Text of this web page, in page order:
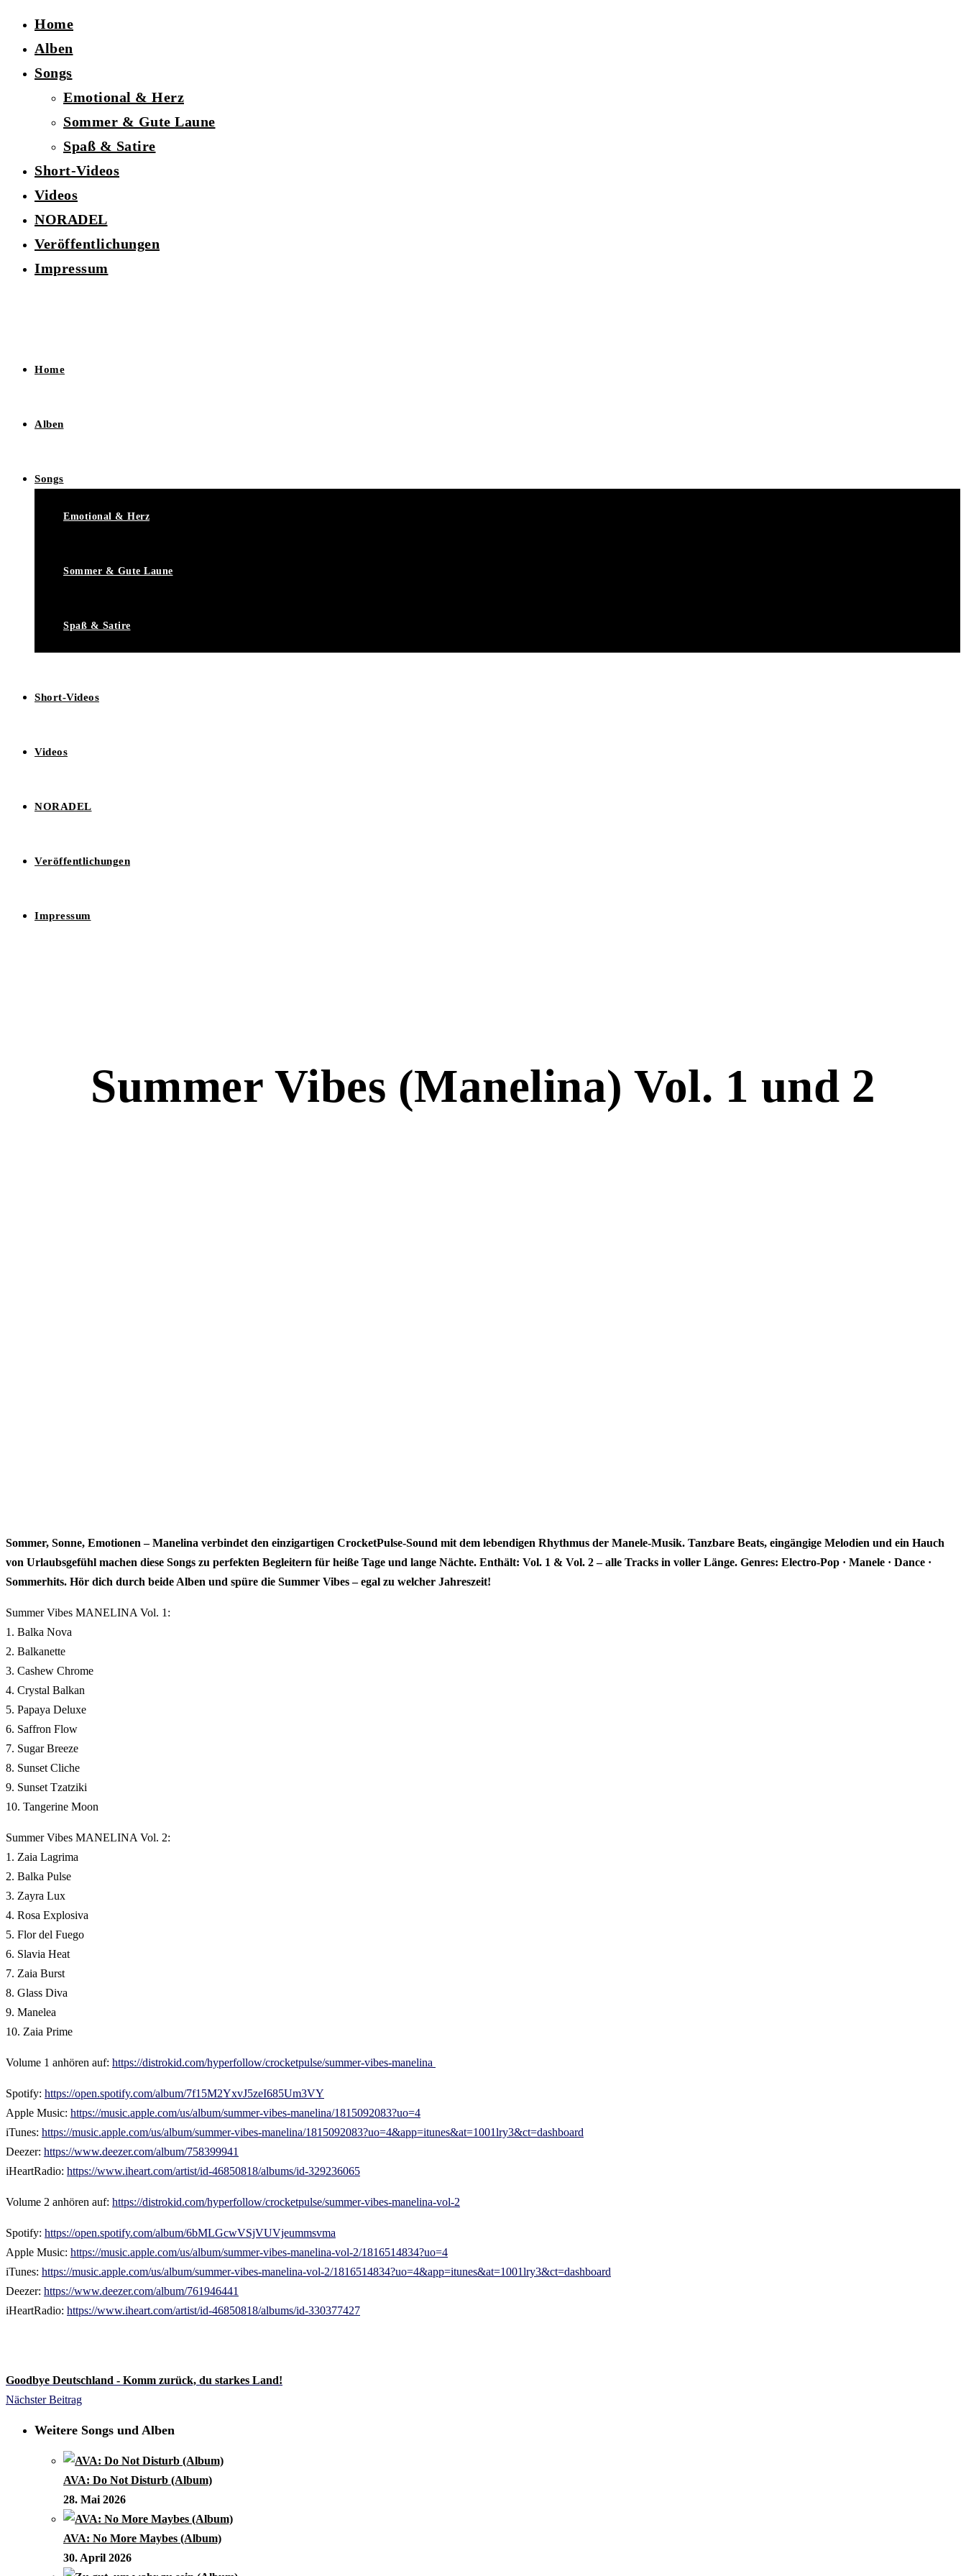
Home
Alben
Songs
Emotional & Herz
Sommer & Gute Laune
Spaß & Satire
Short-Videos
Videos
NORADEL
Veröffentlichungen
Impressum
Home
Alben
Songs
Emotional & Herz
Sommer & Gute Laune
Spaß & Satire
Short-Videos
Videos
NORADEL
Veröffentlichungen
Impressum
Summer Vibes (Manelina) Vol. 1 und 2
Sommer, Sonne, Emotionen – Manelina verbindet den einzigartigen CrocketPulse-Sound mit dem lebendigen Rhythmus der Manele-Musik. Tanzbare Beats, eingängige Melodien und ein Hauch
von Urlaubsgefühl machen diese Songs zu perfekten Begleitern für heiße Tage und lange Nächte. Enthält: Vol. 1 & Vol. 2 – alle Tracks in voller Länge. Genres: Electro-Pop · Manele · Dance ·
Sommerhits. Hör dich durch beide Alben und spüre die Summer Vibes – egal zu welcher Jahreszeit!
Summer Vibes MANELINA Vol. 1:
1. Balka Nova
2. Balkanette
3. Cashew Chrome
4. Crystal Balkan
5. Papaya Deluxe
6. Saffron Flow
7. Sugar Breeze
8. Sunset Cliche
9. Sunset Tzatziki
10. Tangerine Moon
Summer Vibes MANELINA Vol. 2:
1. Zaia Lagrima
2. Balka Pulse
3. Zayra Lux
4. Rosa Explosiva
5. Flor del Fuego
6. Slavia Heat
7. Zaia Burst
8. Glass Diva
9. Manelea
10. Zaia Prime
Volume 1 anhören auf: https://distrokid.com/hyperfollow/crocketpulse/summer-vibes-manelina
Spotify: https://open.spotify.com/album/7f15M2YxvJ5zeI685Um3VY
Apple Music: https://music.apple.com/us/album/summer-vibes-manelina/1815092083?uo=4
iTunes: https://music.apple.com/us/album/summer-vibes-manelina/1815092083?uo=4&app=itunes&at=1001lry3&ct=dashboard
Deezer: https://www.deezer.com/album/758399941
iHeartRadio: https://www.iheart.com/artist/id-46850818/albums/id-329236065
Volume 2 anhören auf: https://distrokid.com/hyperfollow/crocketpulse/summer-vibes-manelina-vol-2
Spotify: https://open.spotify.com/album/6bMLGcwVSjVUVjeummsvma
Apple Music: https://music.apple.com/us/album/summer-vibes-manelina-vol-2/1816514834?uo=4
iTunes: https://music.apple.com/us/album/summer-vibes-manelina-vol-2/1816514834?uo=4&app=itunes&at=1001lry3&ct=dashboard
Deezer: https://www.deezer.com/album/761946441
iHeartRadio: https://www.iheart.com/artist/id-46850818/albums/id-330377427
Goodbye Deutschland - Komm zurück, du starkes Land!
Nächster Beitrag
Weitere Songs und Alben
AVA: Do Not Disturb (Album)
28. Mai 2026
AVA: No More Maybes (Album)
30. April 2026